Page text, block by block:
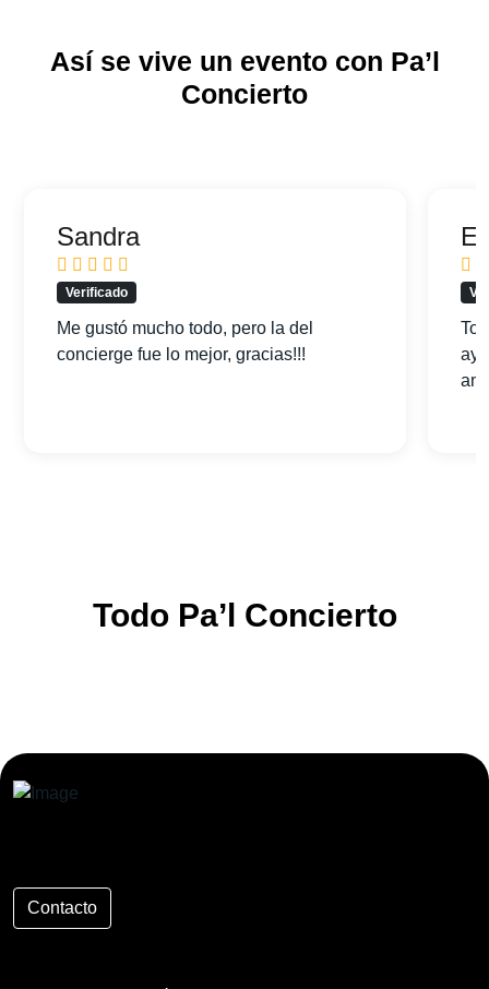
Así se vive un evento con Pa’l
Concierto
Sandra
Verificado
Me gustó mucho todo, pero la del
concierge fue lo mejor, gracias!!!
Todo Pa’l Concierto
Contacto